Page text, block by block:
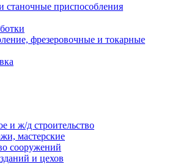
станочные приспособления
фрезеровочные и токарные
и ж/д строительство
мастерские
сооружений
и цехов